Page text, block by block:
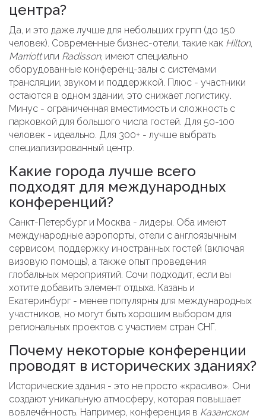
центра?
Да, и это даже лучше для небольших групп (до 150
человек). Современные бизнес-отели, такие как Hilton,
Marriottили Radisson, имеют специально
оборудованные конференц-залы с системами
трансляции, звуком и поддержкой. Плюс - участники
остаются в одном здании, это снижает логистику.
Минус - ограниченная вместимость и сложность с
парковкой для большого числа гостей. Для 50-100
человек - идеально. Для 300+ - лучше выбрать
специализированный центр.
Какие города лучше всего
подходят для международных
конференций?
Санкт-Петербург и Москва - лидеры. Оба имеют
международные аэропорты, отели с англоязычным
сервисом, поддержку иностранных гостей (включая
визовую помощь), а также опыт проведения
глобальных мероприятий. Сочи подходит, если вы
хотите добавить элемент отдыха. Казань и
Екатеринбург - менее популярны для международных
участников, но могут быть хорошим выбором для
региональных проектов с участием стран СНГ.
Почему некоторые конференции
проводят в исторических зданиях?
Исторические здания - это не просто «красиво». Они
создают уникальную атмосферу, которая повышает
вовлечённость. Например, конференция в Казанском